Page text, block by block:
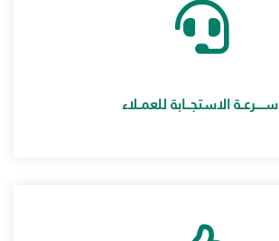
ســـــرعــة الاستجـــابة للعمــلاء